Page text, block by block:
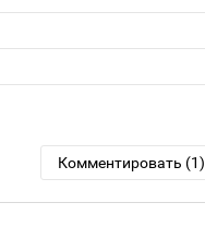
Комментировать (1)